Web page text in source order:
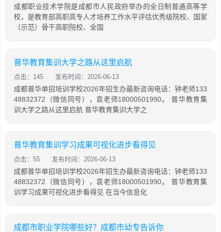
成都职业技术学院是成都市人民政府举办的全日制普通高等学
校，是教育部高职高专人才培养工作水平评估优秀级院校、国家
（示范）骨干高职院校、全国
普华教育集训大学之路从这里启航
点击：145 发布时间：2026-06-13
成都普华单招培训学校2026年招生办最新咨询电话：钟老师133
48832372（微信同号），袁老师18000501990。 普华教育集
训大学之路从这里启航 普华教育集训大学之
普华教育集训学习成果可视化进步看得见
点击：55 发布时间：2026-06-13
成都普华单招培训学校2026年招生办最新咨询电话：钟老师133
48832372（微信同号），袁老师18000501990。 普华教育集
训学习成果可视化进步看得见 在当今信息化
成都市职业学院哪些好？成都市幼专告诉你